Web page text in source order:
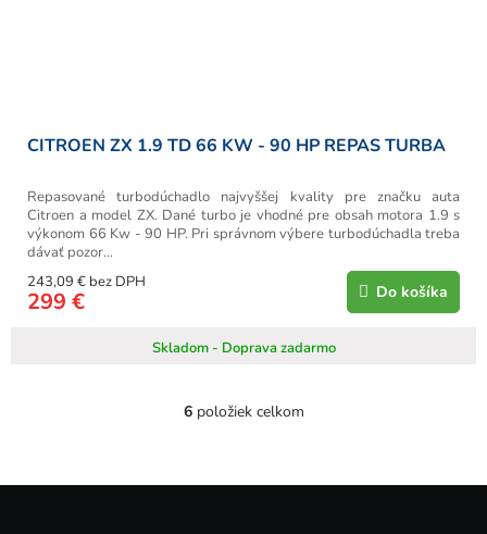
CITROEN ZX 1.9 TD 66 KW - 90 HP REPAS TURBA
Skladom - Doprava zadarmo
243,09 € bez DPH
299 € Do košíka
Repasované turbodúchadlo najvyššej kvality pre značku auta
Citroen a model ZX. Dané turbo je vhodné pre obsah motora 1.9 s
výkonom 66 Kw - 90 HP. Pri správnom výbere turbodúchadla treba
dávať pozor...
O
á
6položiek celkom
Z